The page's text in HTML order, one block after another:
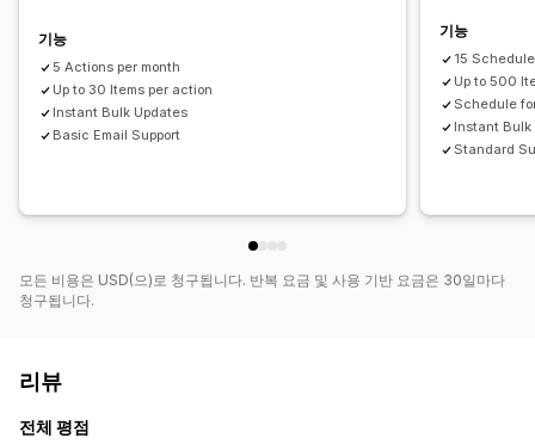
기능
5 Actions per month
Up to 30 Items per action
Instant Bulk Updates
Basic Email Support
기능
15
Up to 500
Schedule
Instant Bulk
Standard
모든 비용은 USD(으)로 청구됩니다. 반복 요금 및 사용 기반 요금은 30일마다
청구됩니다.
리뷰
전체 평점